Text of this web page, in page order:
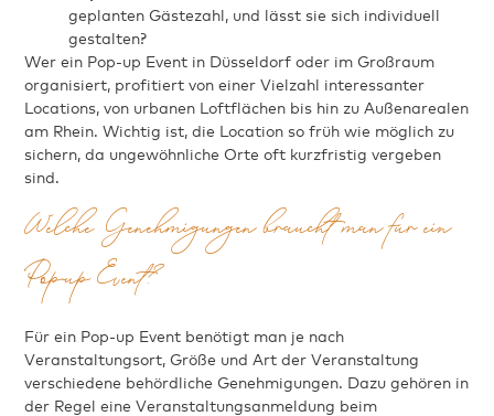
geplanten Gästezahl, und lässt sie sich individuell
gestalten?
Wer ein Pop-up Event in Düsseldorf oder im Großraum
organisiert, profitiert von einer Vielzahl interessanter
Locations, von urbanen Loftflächen bis hin zu Außenarealen
am Rhein. Wichtig ist, die Location so früh wie möglich zu
sichern, da ungewöhnliche Orte oft kurzfristig vergeben
sind.
Welche Genehmigungen braucht man für ein
Pop-up Event?
Für ein Pop-up Event benötigt man je nach
Veranstaltungsort, Größe und Art der Veranstaltung
verschiedene behördliche Genehmigungen. Dazu gehören in
der Regel eine Veranstaltungsanmeldung beim